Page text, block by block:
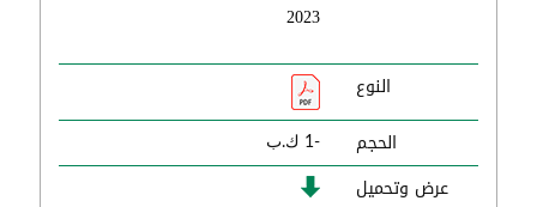
2023
النوع
الحجم
-1 ك.ب
عرض وتحميل